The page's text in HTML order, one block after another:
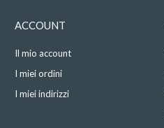
ACCOUNT
Il mio account
I miei ordini
I miei indirizzi